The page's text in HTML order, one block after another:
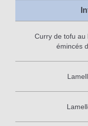
Curry de tofu au
émincés